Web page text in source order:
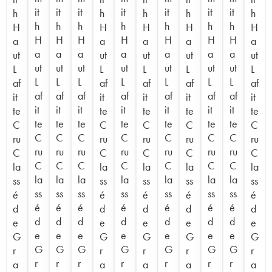
h
H
a
ut
L
af
it
te
C
ru
C
la
ss
é
d
e
G
r
a
it
h
H
a
ut
L
af
it
te
C
ru
C
la
ss
é
d
e
G
r
it
h
H
a
ut
L
af
it
te
C
ru
C
la
ss
é
d
e
G
r
it
h
H
a
ut
L
af
it
te
C
ru
C
la
ss
é
d
e
G
r
h
H
a
ut
L
af
it
te
C
ru
C
la
ss
é
d
e
G
r
a
it
h
H
a
ut
L
af
it
te
C
ru
C
la
ss
é
d
e
G
r
h
H
a
ut
L
af
it
te
C
ru
C
la
ss
é
d
e
G
r
a
it
h
H
a
ut
L
af
it
te
C
ru
C
la
ss
é
d
e
G
r
h
H
a
ut
L
af
it
te
C
ru
C
la
ss
é
d
e
G
r
a
it
h
H
a
ut
L
af
it
te
C
ru
C
la
ss
é
d
e
G
r
it
h
H
a
ut
L
af
it
te
C
ru
C
la
ss
é
d
e
G
r
h
H
a
ut
L
af
it
te
C
ru
C
la
ss
é
d
e
G
r
a